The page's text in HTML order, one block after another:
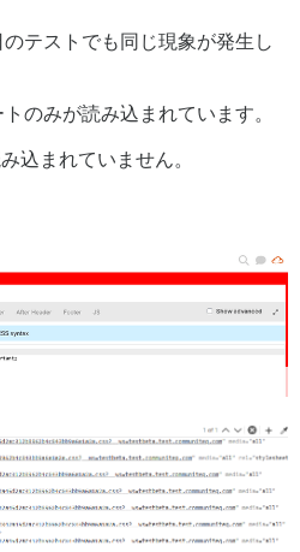
テストでも同じ現象が発生し
のみが読み込まれています。
込まれていません。